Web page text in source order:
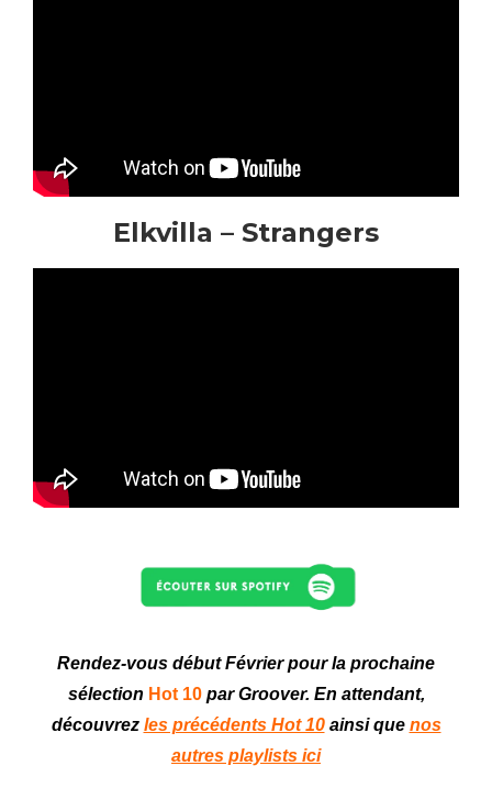
Elkvilla – Strangers​
Rendez-vous début Févrierpour la prochaine
sélection Hot 10par Groover. En attendant,
découvrez les précédents Hot 10 ainsi que nos
autres playlists ici